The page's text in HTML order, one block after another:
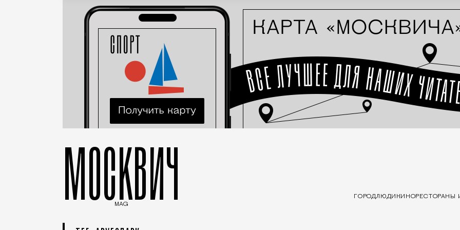
МОСКВИЧ
MAG
ГОРОДЛЮДИ КИНОРЕСТОРАНЫ